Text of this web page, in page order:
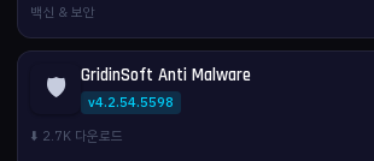
백신 & 보안
🛡️ GridinSoft Anti Malware
v4.2.54.5598
⬇️ 2.7K 다운로드